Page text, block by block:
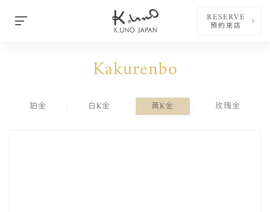
RESERVE
預約來店
Kakurenbo
鉑金 白K金 黃K金 玫瑰金